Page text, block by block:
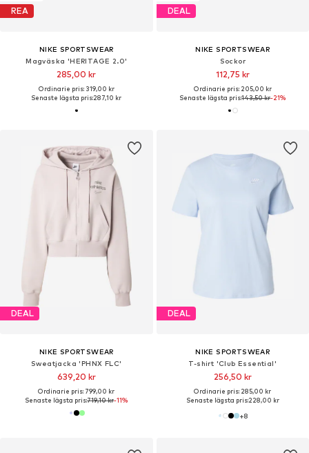
REA
NIKE SPORTSWEAR
Magväska 'HERITAGE 2.0'
285,00 kr
Ordinarie pris: 319,00 kr
Senaste lägsta pris:287,10 kr
DEAL
NIKE SPORTSWEAR
Sockor
112,75 kr
Ordinarie pris: 205,00 kr
Senaste lägsta pris:143,50 kr-21%
DEAL
NIKE SPORTSWEAR
Sweatjacka 'PHNX FLC'
639,20 kr
Ordinarie pris: 799,00 kr
Senaste lägsta pris:719,10 kr-11%
DEAL
NIKE SPORTSWEAR
T-shirt 'Club Essential'
256,50 kr
Ordinarie pris: 285,00 kr
Senaste lägsta pris:228,00 kr
+8